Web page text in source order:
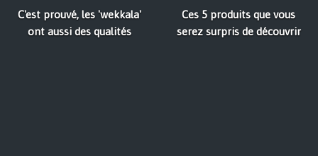
C'est prouvé, les 'wekkala'
ont aussi des qualités
Ces 5 produits que vous
serez surpris de découvrir